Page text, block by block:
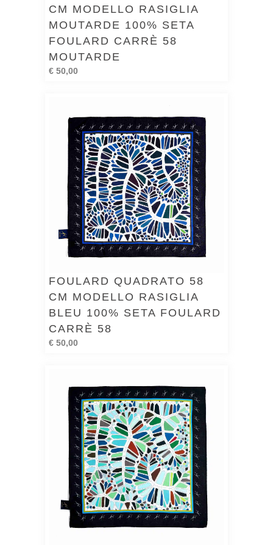
CM MODELLO RASIGLIA
MOUTARDE 100% SETA
FOULARD CARRÈ 58
MOUTARDE
€ 50,00
FOULARD QUADRATO 58
CM MODELLO RASIGLIA
BLEU 100% SETA FOULARD
CARRÈ 58
€ 50,00